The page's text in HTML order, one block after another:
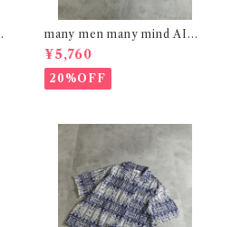
many men many mind AIRL
EAK FABRIC ポロシャツ BL
ACK M2615161
¥5,760
20%OFF